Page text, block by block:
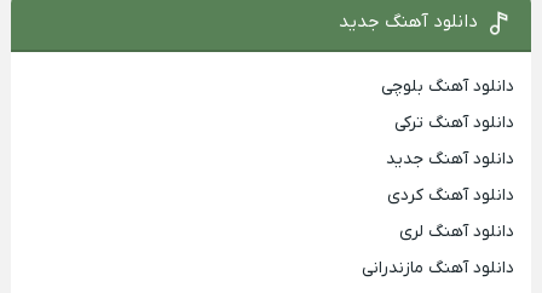
دانلود آهنگ جدید
دانلود آهنگ بلوچی
دانلود آهنگ ترکی
دانلود آهنگ جدید
دانلود آهنگ کردی
دانلود آهنگ لری
دانلود آهنگ مازندرانی